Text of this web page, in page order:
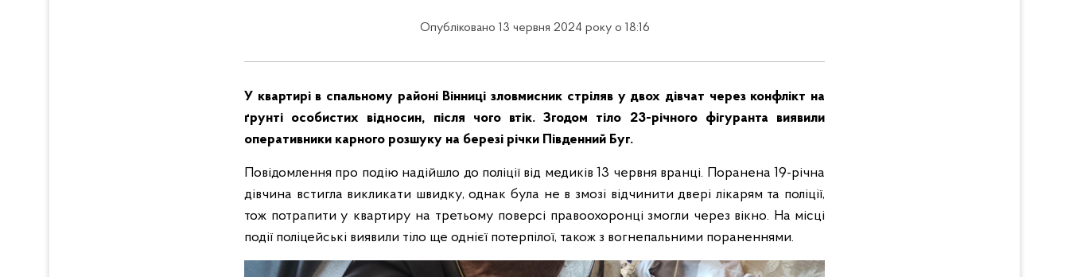
Опубліковано 13 червня 2024 року о 18:16
У квартирі в спальному районі Вінниці зловмисник стріляв у двох дівчат через конфлікт на
ґрунті особистих відносин, після чого втік. Згодом тіло 23-річного фігуранта виявили
оперативники карного розшуку на березі річки Південний Буг.
Повідомлення про подію надійшло до поліції від медиків 13 червня вранці. Поранена 19-річна
дівчина встигла викликати швидку, однак була не в змозі відчинити двері лікарям та поліції,
тож потрапити у квартиру на третьому поверсі правоохоронці змогли через вікно. На місці
події поліцейські виявили тіло ще однієї потерпілої, також з вогнепальними пораненнями.